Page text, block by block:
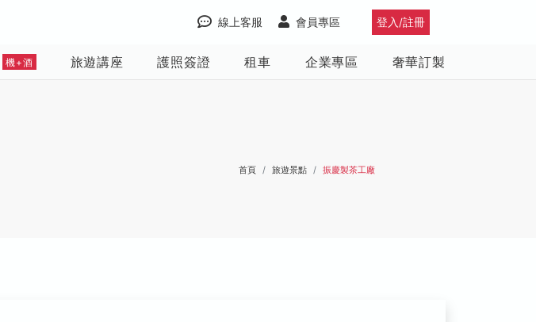
登入/註冊
會員專區
線上客服
機+酒 旅遊講座 護照簽證 租車 企業專區 奢華訂製
首頁 旅遊景點 振慶製茶工廠